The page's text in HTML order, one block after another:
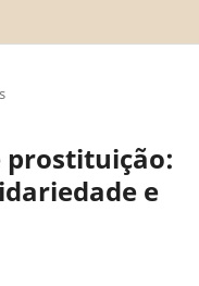
prostituição:
e